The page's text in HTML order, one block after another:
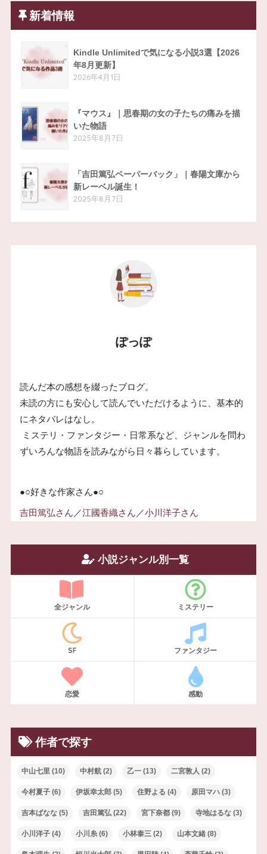
新着情報
Kindle Unlimitedで気になる小説3選【2026
年8月更新】
2026年4月1日
『マウス』｜思春期の女の子たちの痛みを描
いた物語
2025年8月7日
「吉田篤弘ペーパーバック」｜春陽文庫から
新レーベル誕生！
2025年8月7日
ぽっぽ
読んだ本の感想を綴ったブログ。
未読の方にも安心して読んでいただけるように、基本的
にネタバレはなし。
ミステリ・ファンタジー・日常系など、ジャンルを問わ
ずいろんな物語を読みながら日々暮らしています。
●○好きな作家さん●○
吉田篤弘さん ／江國香織さん ／小川洋子さん
小説ジャンル別一覧
全ジャンル ミステリー
SF ファンタジー
恋愛 感動
作者で探す
中山七里(10) 中村航(2) 乙一(13) 二宮敦人 (2)
今村夏子(6) 伊坂幸太郎(5) 住野よる (4) 原田マハ(3)
吉本ばなな(5) 吉田篤弘(22) 宮下奈都(9) 寺地はるな(3)
小川洋子(4) 小川糸(6) 小林泰三(2) 山本文緒(8)